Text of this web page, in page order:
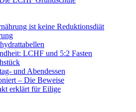
ist keine Reduktionsdiät
LCHF und 5:2 Fasten
und Abendessen
– Die Beweise
erklärt für Eilige